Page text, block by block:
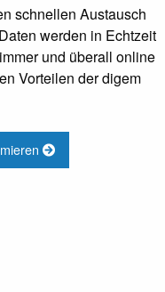
schnellen Austausch
werden in Echtzeit
und überall online
Vorteilen der digem